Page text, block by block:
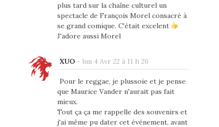
plus tard sur la chaîne culturel un
spectacle de François Morel consacré à
se grand comique. C'était excelent
J'adore aussi Morel
XUO- lun 4 Avr 22 à 11 h 26
Pour le reggae, je plussoie et je pense
que Maurice Vander n'aurait pas fait
mieux.
Tout ça ça me rappelle des souvenirs et
j'ai même pu dater cet événement, avant